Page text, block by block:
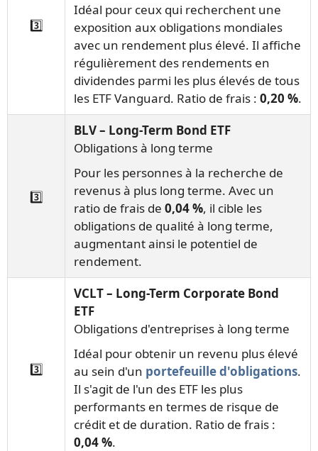
3️⃣
Idéal pour ceux qui recherchent une
exposition aux obligations mondiales
avec un rendement plus élevé. Il affiche
régulièrement des rendements en
dividendes parmi les plus élevés de tous
les ETF Vanguard. Ratio de frais : 0,20 %.
3️⃣
BLV – Long-Term Bond ETF
Obligations à long terme
Pour les personnes à la recherche de
revenus à plus long terme. Avec un
ratio de frais de 0,04 %, il cible les
obligations de qualité à long terme,
augmentant ainsi le potentiel de
rendement.
3️⃣
VCLT – Long-Term Corporate Bond
ETF
Obligations d'entreprises à long terme
Idéal pour obtenir un revenu plus élevé
au sein d'un portefeuille d'obligations.
Il s'agit de l'un des ETF les plus
performants en termes de risque de
crédit et de duration. Ratio de frais :
0,04 %.